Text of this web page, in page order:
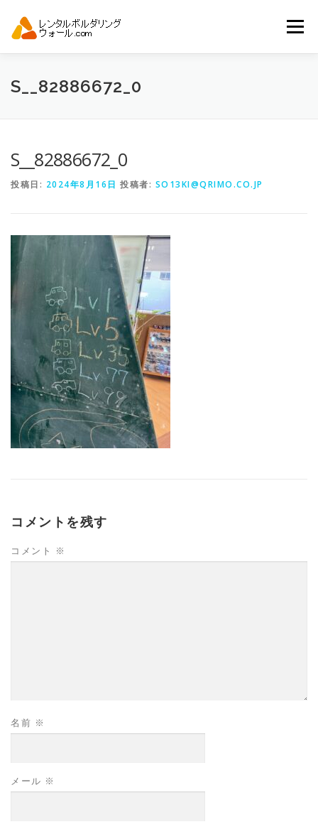
メニュー
トップ 自動見積り
S__82886672_0
S__82886672_0
投稿日: 2024年8月16日 投稿者: SO13KI@QRIMO.CO.JP
コメントを残す
コメント ※
名前 ※
メール ※